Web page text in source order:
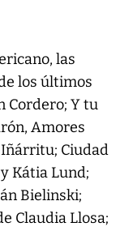
las
los últimos
Cordero; Y tu
Amores
Ciudad
Kátia Lund;
Bielinski;
Claudia Llosa;